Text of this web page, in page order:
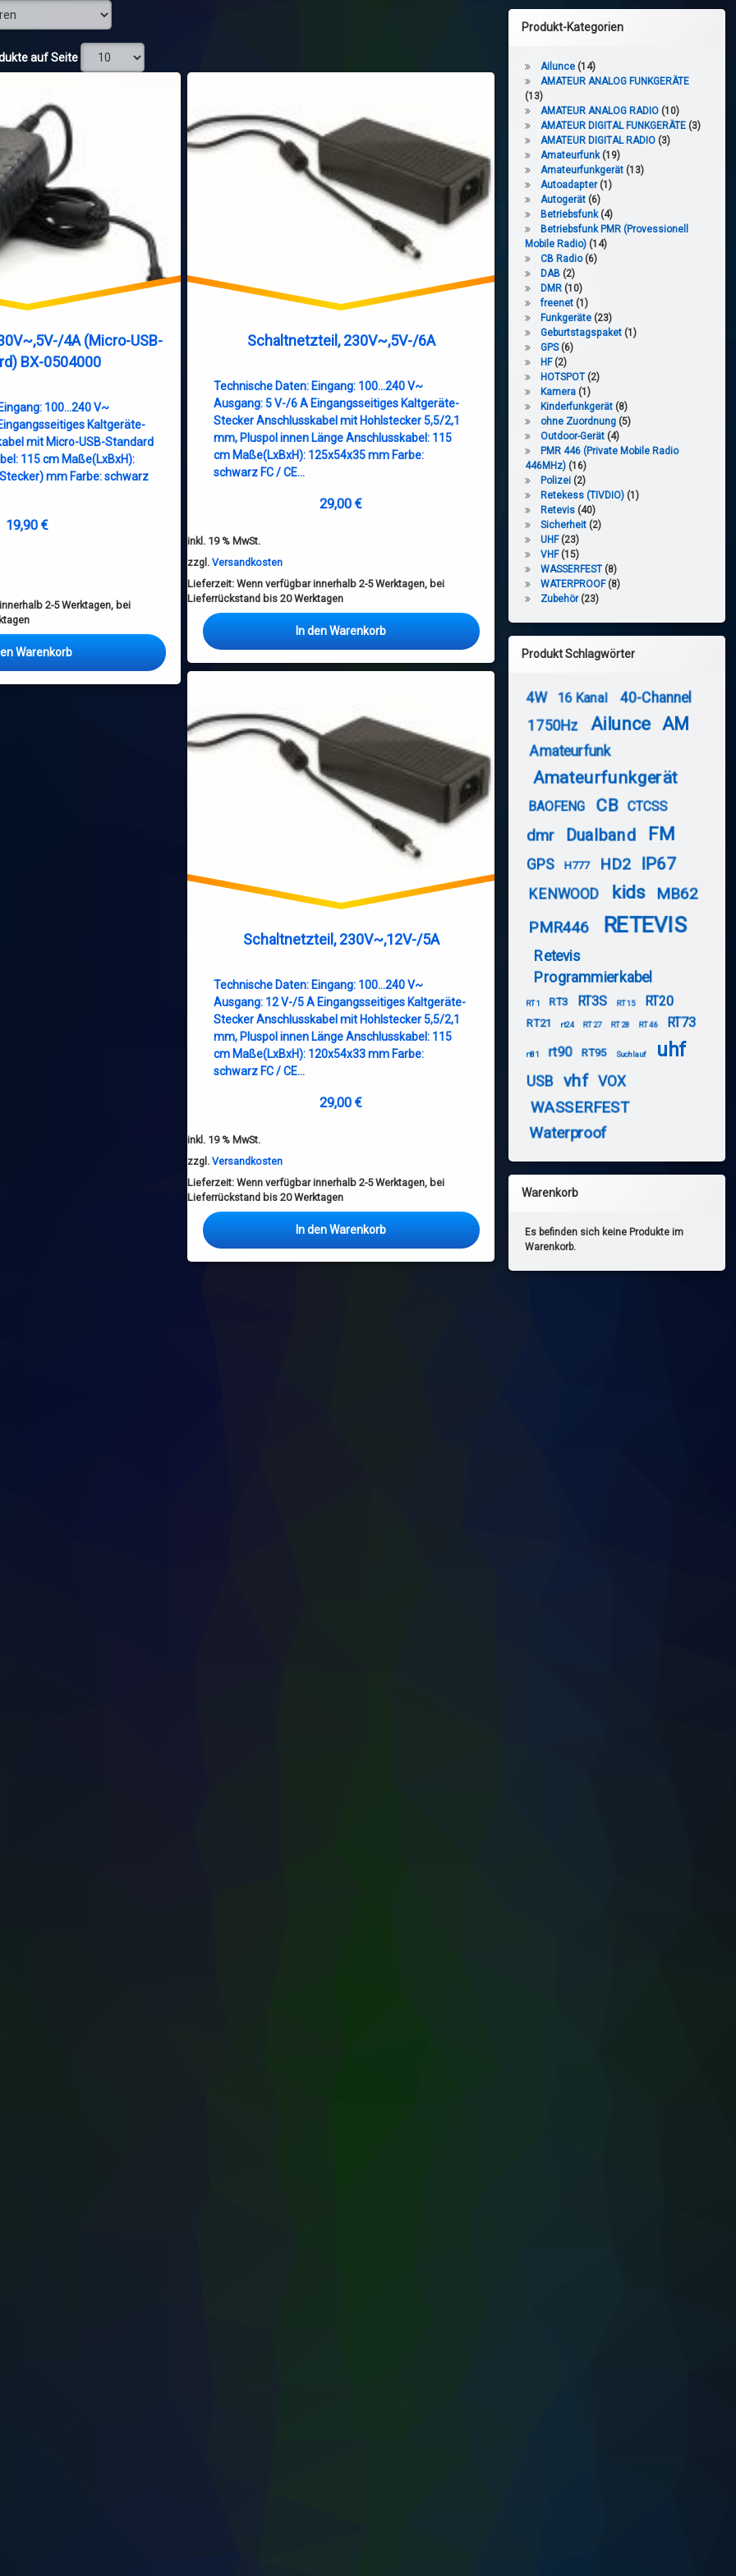
auf Seite
4A (Micro-USB-
BX-0504000
100…240 V~
Kaltgeräte-
mit Micro-USB-Standard
115 cm Maße(LxBxH):
mm Farbe: schwarz
19,90 €
2-5 Werktagen, bei
Warenkorb
Schaltnetzteil, 230V~,5V-/6A
Technische Daten: Eingang: 100…240 V~
Ausgang: 5 V-/6 A Eingangsseitiges Kaltgeräte-
Stecker Anschlusskabel mit Hohlstecker 5,5/2,1
mm, Pluspol innen Länge Anschlusskabel: 115
cm Maße(LxBxH): 125x54x35 mm Farbe:
schwarz FC / CE…
29,00 €
inkl. 19 % MwSt.
zzgl. Versandkosten
Lieferzeit: Wenn verfügbar innerhalb 2-5 Werktagen, bei
Lieferrückstand bis 20 Werktagen
In den Warenkorb
Schaltnetzteil, 230V~,12V-/5A
Technische Daten: Eingang: 100…240 V~
Ausgang: 12 V-/5 A Eingangsseitiges Kaltgeräte-
Stecker Anschlusskabel mit Hohlstecker 5,5/2,1
mm, Pluspol innen Länge Anschlusskabel: 115
cm Maße(LxBxH): 120x54x33 mm Farbe:
schwarz FC / CE…
29,00 €
inkl. 19 % MwSt.
zzgl. Versandkosten
Lieferzeit: Wenn verfügbar innerhalb 2-5 Werktagen, bei
Lieferrückstand bis 20 Werktagen
In den Warenkorb
Produkt-Kategorien
Ailunce (14)
AMATEUR ANALOG FUNKGERÄTE
(13)
AMATEUR ANALOG RADIO (10)
AMATEUR DIGITAL FUNKGERÄTE (3)
AMATEUR DIGITAL RADIO (3)
Amateurfunk (19)
Amateurfunkgerät (13)
Autoadapter (1)
Autogerät (6)
Betriebsfunk (4)
Betriebsfunk PMR (Provessionell
Mobile Radio) (14)
CB Radio (6)
DAB (2)
DMR (10)
freenet (1)
Funkgeräte (23)
Geburtstagspaket (1)
GPS (6)
HF (2)
HOTSPOT (2)
Kamera (1)
Kinderfunkgerät (8)
ohne Zuordnung (5)
Outdoor-Gerät (4)
PMR 446 (Private Mobile Radio
446MHz) (16)
Polizei (2)
Retekess (TIVDIO) (1)
Retevis (40)
Sicherheit (2)
UHF (23)
VHF (15)
WASSERFEST (8)
WATERPROOF (8)
Zubehör (23)
Produkt Schlagwörter
4W 16 Kanal
40-Channel
1750Hz
Ailunce AM
Amateurfunk
Amateurfunkgerät
BAOFENG CB CTCSS
dmr Dualband FM
GPS H777 HD2 IP67
KENWOOD kids
MB62
PMR446
RETEVIS
Retevis
Programmierkabel
RT1 RT3 RT3S RT15 RT20
RT21 rt24 RT27 RT28 RT46 RT73
rt81 rt90 RT95 Suchlauf uhf
USB vhf VOX
WASSERFEST
Waterproof
Warenkorb
Es befinden sich keine Produkte im
Warenkorb.